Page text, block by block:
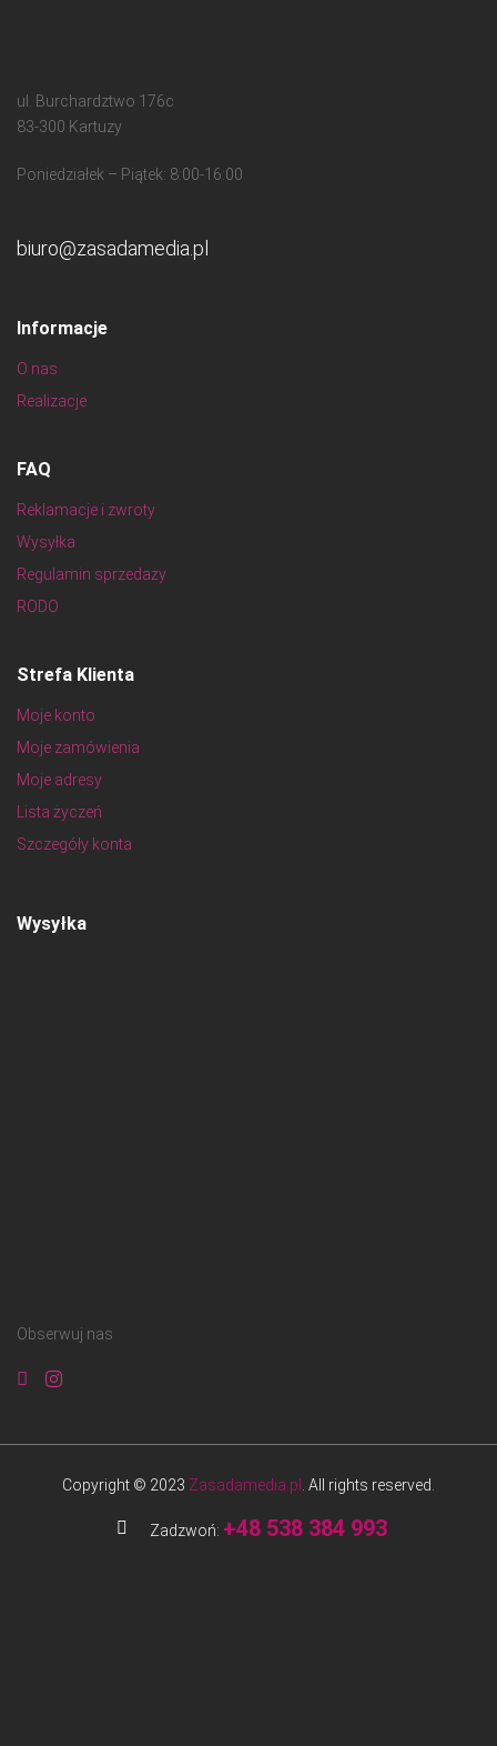
ul. Burchardztwo 176c
83-300 Kartuzy
Poniedziałek – Piątek: 8:00-16:00
biuro@zasadamedia.pl
Informacje
O nas
Realizacje
FAQ
Reklamacje i zwroty
Wysyłka
Regulamin sprzedaży
RODO
Strefa Klienta
Moje konto
Moje zamówienia
Moje adresy
Lista życzeń
Szczegóły konta
Wysyłka
Obserwuj nas
Copyright © 2023 Zasadamedia.pl . All rights reserved.
Zadzwoń: +48 538 384 993